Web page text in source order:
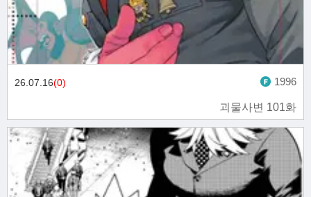
괴물사변 101화
26.07.16(0) 1996